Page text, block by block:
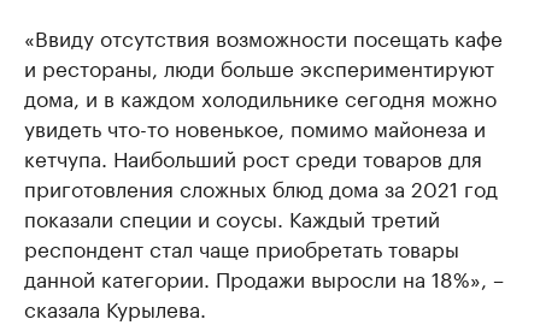
«Ввиду отсутствия возможности посещать кафе
и рестораны, люди больше экспериментируют
дома, и в каждом холодильнике сегодня можно
увидеть что-то новенькое, помимо майонеза и
кетчупа. Наибольший рост среди товаров для
приготовления сложных блюд дома за 2021 год
показали специи и соусы. Каждый третий
респондент стал чаще приобретать товары
данной категории. Продажи выросли на 18%», –
сказала Курылева.